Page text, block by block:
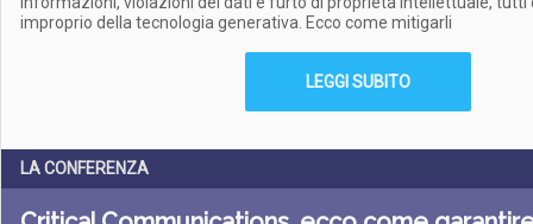
improprio della tecnologia generativa. Ecco come mitigarli
LEGGI SUBITO
LA CONFERENZA